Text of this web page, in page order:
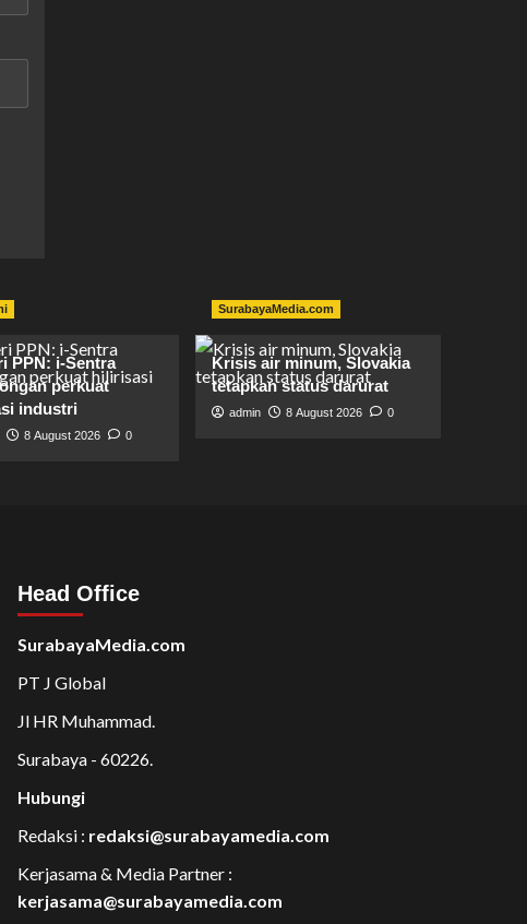
PPN: i-Sentra
perkuat
industri
8 August 2026 0
SurabayaMedia.com
Krisis air minum, Slovakia
tetapkan status darurat
admin 8 August 2026 0
Head Office
SurabayaMedia.com
PT J Global
Jl HR Muhammad.
Surabaya - 60226.
Hubungi
Redaksi : redaksi@surabayamedia.com
Kerjasama & Media Partner :
kerjasama@surabayamedia.com